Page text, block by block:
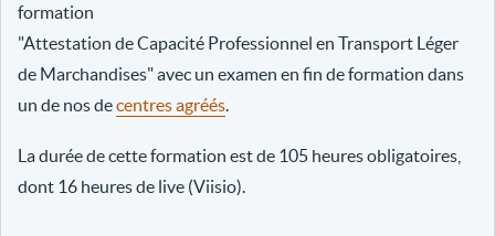
formation
"Attestation de Capacité Professionnel en Transport Léger
de Marchandises" avec un examen en fin de formation dans
un de nos decentres agréés
La durée de cette formation est de 105 heures obligatoires,
dont 16 heures de live (Viisio).